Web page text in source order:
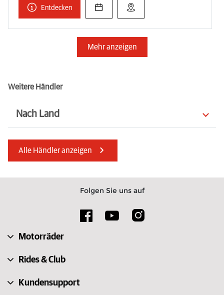
Entdecken
Mehr anzeigen
Weitere Händler
Nach Land
Polen
Niederlande
Albanien
Alle Händler anzeigen
Folgen Sie uns auf
Motorräder
Rides & Club
Kundensupport